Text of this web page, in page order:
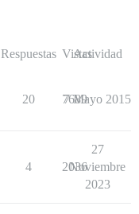
Respuestas Vistas
Actividad
20 7689
7 Mayo 2015
4 2036
27
Noviembre
2023